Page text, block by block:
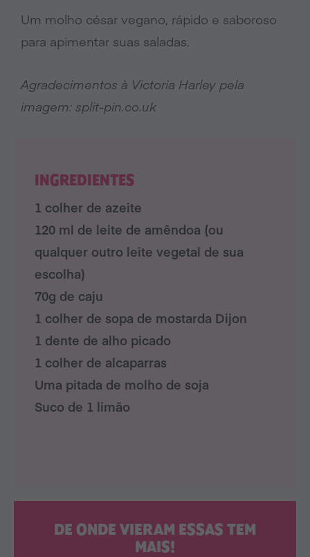
Um molho césar vegano, rápido e saboroso
para apimentar suas saladas.
Agradecimentos à Victoria Harley pela
imagem: split-pin.co.uk
DE ONDE VIERAM ESSAS TEM
MAIS!
INGREDIENTES
1 colher de azeite
120 ml de leite de amêndoa (ou
qualquer outro leite vegetal de sua
escolha)
70g de caju
1 colher de sopa de mostarda Dijon
1 dente de alho picado
1 colher de alcaparras
Uma pitada de molho de soja
Suco de 1 limão